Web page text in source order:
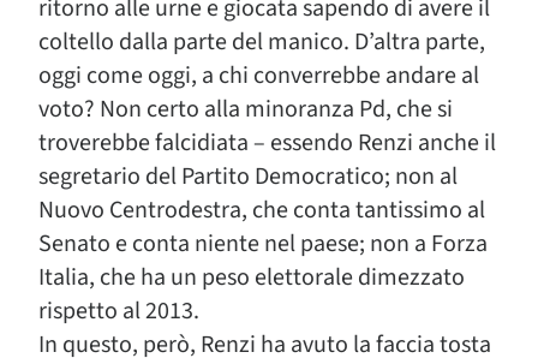
ritorno alle urne e giocata sapendo di avere il
coltello dalla parte del manico. D’altra parte,
oggi come oggi, a chi converrebbe andare al
voto? Non certo alla minoranza Pd, che si
troverebbe falcidiata – essendo Renzi anche il
segretario del Partito Democratico; non al
Nuovo Centrodestra, che conta tantissimo al
Senato e conta niente nel paese; non a Forza
Italia, che ha un peso elettorale dimezzato
rispetto al 2013.
In questo, però, Renzi ha avuto la faccia tosta